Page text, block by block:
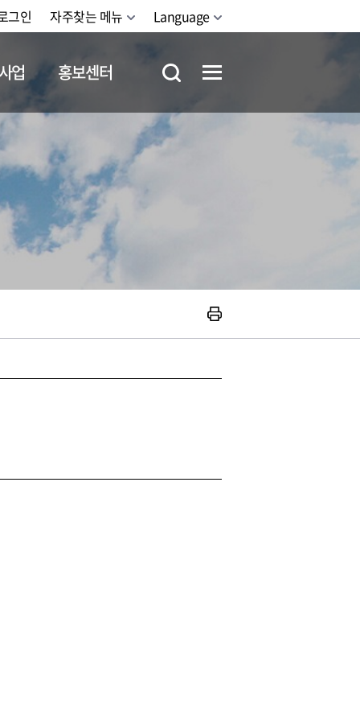
그인 자주찾는 메뉴 Language
업 홍보센터